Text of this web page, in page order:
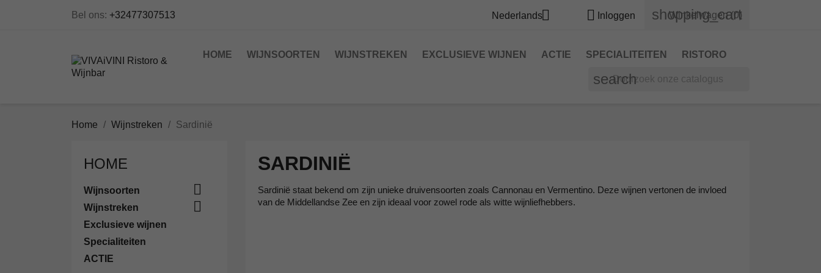
Bel ons: +32477307513 Nederlands  Inloggen shopping_cart
Winkelwagen (0)
HOME WIJNSOORTEN WIJNSTREKEN EXCLUSIEVE WIJNEN ACTIE SPECIALITEITEN RISTORO
search
Home Wijnstreken Sardinië
HOME
Wijnsoorten 
Wijnstreken 
Exclusieve wijnen
Specialiteiten
ACTIE
SARDINIË
Sardinië staat bekend om zijn unieke druivensoorten zoals Cannonau en Vermentino. Deze wijnen vertonen de invloed
van de Middellandse Zee en zijn ideaal voor zowel rode als witte wijnliefhebbers.